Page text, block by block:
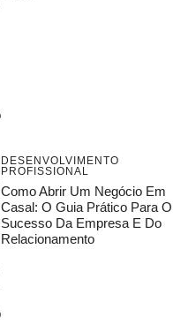
DESENVOLVIMENTO
PROFISSIONAL
Como Abrir Um Negócio Em
Casal: O Guia Prático Para O
Sucesso Da Empresa E Do
Relacionamento